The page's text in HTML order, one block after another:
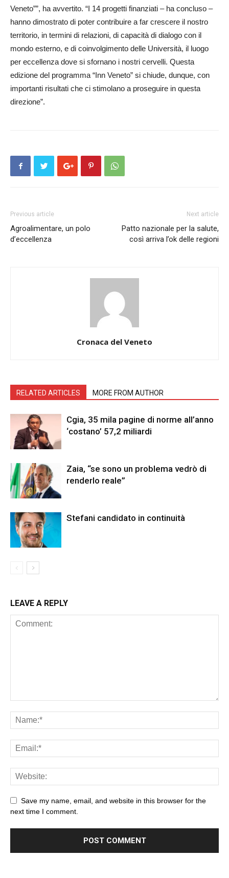
Veneto””, ha avvertito. “I 14 progetti finanziati – ha concluso –
hanno dimostrato di poter contribuire a far crescere il nostro
territorio, in termini di relazioni, di capacità di dialogo con il
mondo esterno, e di coinvolgimento delle Università, il luogo
per eccellenza dove si sfornano i nostri cervelli. Questa
edizione del programma “Inn Veneto” si chiude, dunque, con
importanti risultati che ci stimolano a proseguire in questa
direzione”.
Previous article
Agroalimentare, un polo
d’eccellenza
Next article
Patto nazionale per la salute,
così arriva l’ok delle regioni
Cronaca del Veneto
RELATED ARTICLES MORE FROM AUTHOR
Cgia, 35 mila pagine di norme all’anno
‘costano’ 57,2 miliardi
Zaia, “se sono un problema vedrò di
renderlo reale”
Stefani candidato in continuità
LEAVE A REPLY
Save my name, email, and website in this browser for the
next time I comment.